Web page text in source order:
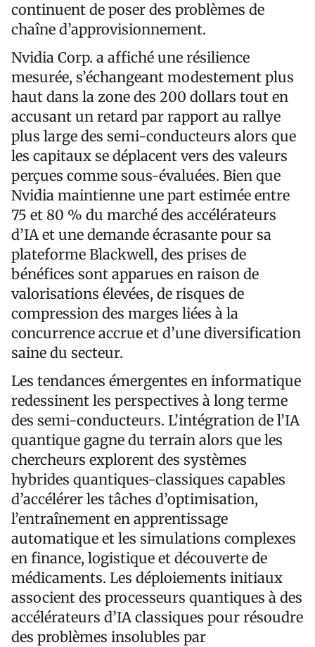
continuent de poser des problèmes de
chaîne d’approvisionnement.
Nvidia Corp. a affiché une résilience
mesurée, s’échangeant modestement plus
haut dans la zone des 200 dollars tout en
accusant un retard par rapport au rallye
plus large des semi-conducteurs alors que
les capitaux se déplacent vers des valeurs
perçues comme sous-évaluées. Bien que
Nvidia maintienne une part estimée entre
75 et 80 % du marché des accélérateurs
d’IA et une demande écrasante pour sa
plateforme Blackwell, des prises de
bénéfices sont apparues en raison de
valorisations élevées, de risques de
compression des marges liées à la
concurrence accrue et d’une diversification
saine du secteur.
Les tendances émergentes en informatique
redessinent les perspectives à long terme
des semi-conducteurs. L’intégration de l’IA
quantique gagne du terrain alors que les
chercheurs explorent des systèmes
hybrides quantiques-classiques capables
d’accélérer les tâches d’optimisation,
l’entraînement en apprentissage
automatique et les simulations complexes
en finance, logistique et découverte de
médicaments. Les déploiements initiaux
associent des processeurs quantiques à des
accélérateurs d’IA classiques pour résoudre
des problèmes insolubles par